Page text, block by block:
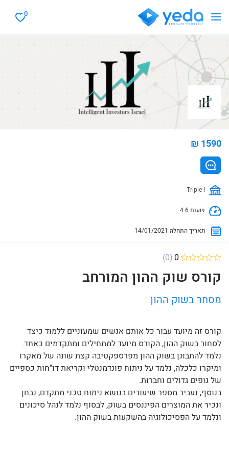
0
₪ 1590
Triple I
4.6 שעות
(0) 0
קורס שוק ההון המורחב
מסחר בשוק ההון
קורס זה מיועד עבור כל אותם אנשים שמעוניים ללמוד כיצד
לסחור בשוק ההון, הקורס מיועד למתחילים ומתקדמים כאחד.
נלמד להתבונן בשוק ההון מפרספקטיבה קצת שונה של מאקרו
ומיקרו כלכלה, נלמד על ניתוח פונדמנטלי וקריאת דו"חות כספיים
של גופים גדולים וחברות.
בנוסף, נעביר מספר שיעורים בנושא ניתוח טכני מתקדם, נבחן
ונכיר את המוצרים הפיננסים בשוק, לבסוף נלמד לנהל סיכונים
ונלמד על הפסיכולוגיה בהשקעות בשוק ההון.